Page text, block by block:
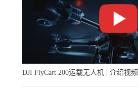
DJI FlyCart 200运载无人机 | 介绍视频